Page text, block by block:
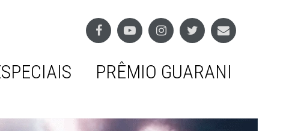
PRÊMIO GUARANI